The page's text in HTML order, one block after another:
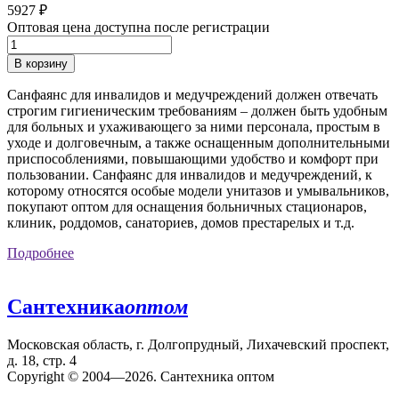
5927 ₽
Оптовая цена доступна после регистрации
В корзину
Санфаянс для инвалидов и медучреждений должен отвечать
строгим гигиеническим требованиям – должен быть удобным
для больных и ухаживающего за ними персонала, простым в
уходе и долговечным, а также оснащенным дополнительными
приспособлениями, повышающими удобство и комфорт при
пользовании. Санфаянс для инвалидов и медучреждений, к
которому относятся особые модели унитазов и умывальников,
покупают оптом для оснащения больничных стационаров,
клиник, роддомов, санаториев, домов престарелых и т.д.
Подробнее
Сантехникаоптом
Московская область, г. Долгопрудный, Лихачевский проспект,
д. 18, стр. 4
Copyright © 2004—2026. Сантехника оптом